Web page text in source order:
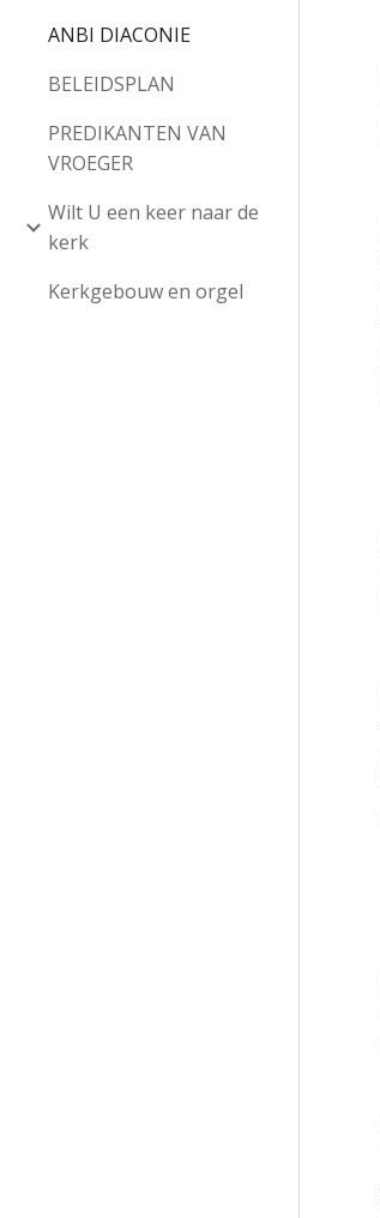
ANBI DIACONIE
BELEIDSPLAN
PREDIKANTEN VAN
VROEGER
Wilt U een keer naar de
kerk
Kerkgebouw en orgel